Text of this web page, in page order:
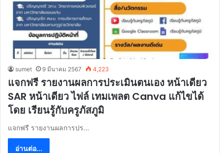
sumet 9 มีนาคม 2567 4,223
แจกฟรี รายงานผลการประเมินตนเอง หน้าเดียว
SAR หน้าเดียว ไฟล์ เทมเพลต Canva แก้ไขได้
โดย เรียนรู้กับครูภัสภูมิ
แจกฟรี รายงานผลการปร…
อ่านต่อ...